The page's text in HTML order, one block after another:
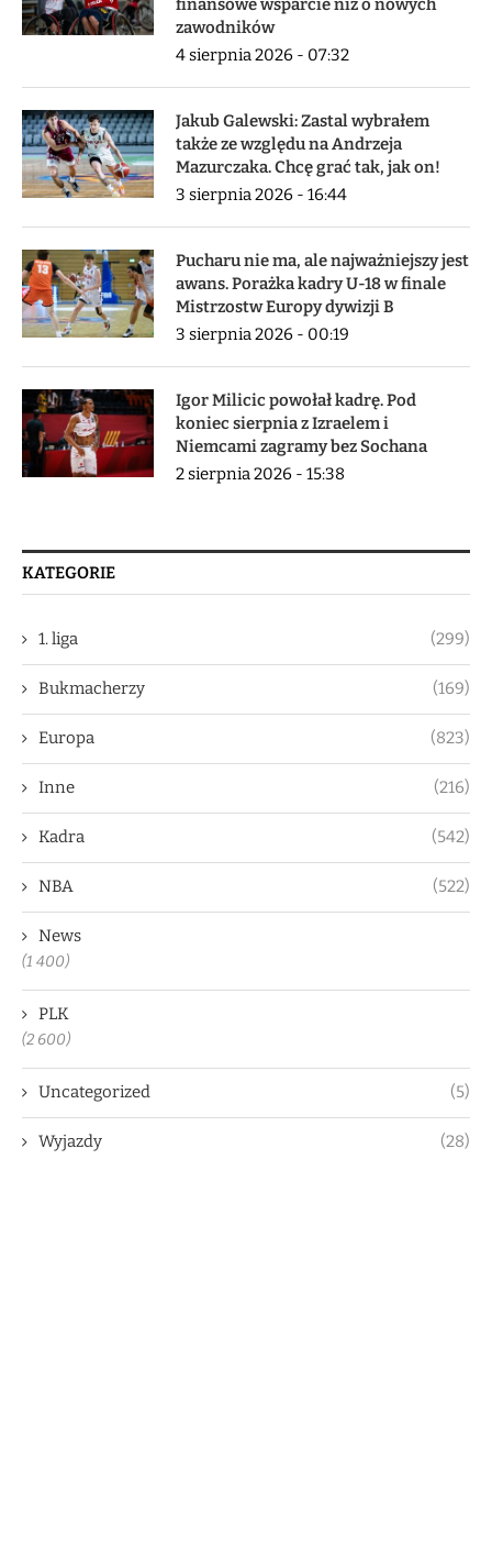
finansowe wsparcie niż o nowych
zawodników
4 sierpnia 2026 - 07:32
Jakub Galewski: Zastal wybrałem
także ze względu na Andrzeja
Mazurczaka. Chcę grać tak, jak on!
3 sierpnia 2026 - 16:44
Pucharu nie ma, ale najważniejszy jest
awans. Porażka kadry U-18 w finale
Mistrzostw Europy dywizji B
3 sierpnia 2026 - 00:19
Igor Milicic powołał kadrę. Pod
koniec sierpnia z Izraelem i
Niemcami zagramy bez Sochana
2 sierpnia 2026 - 15:38
KATEGORIE
1. liga (299)
Bukmacherzy (169)
Europa (823)
Inne (216)
Kadra (542)
NBA (522)
News
(1 400)
PLK
(2 600)
Uncategorized (5)
Wyjazdy (28)